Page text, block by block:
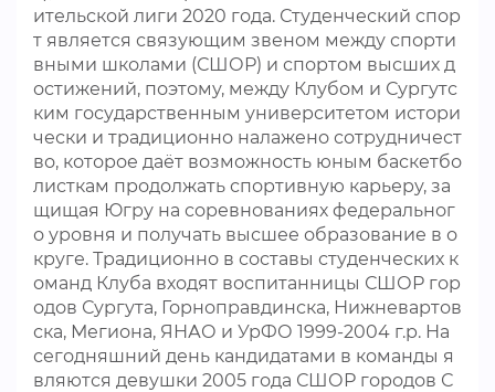
ительской лиги 2020 года. Студенческий спор
т является связующим звеном между спорти
вными школами (СШОР) и спортом высших д
остижений, поэтому, между Клубом и Сургутс
ким государственным университетом истори
чески и традиционно налажено сотрудничест
во, которое даёт возможность юным баскетбо
листкам продолжать спортивную карьеру, за
щищая Югру на соревнованиях федеральног
о уровня и получать высшее образование в о
круге. Традиционно в составы студенческих к
оманд Клуба входят воспитанницы СШОР гор
одов Сургута, Горноправдинска, Нижневартов
ска, Мегиона, ЯНАО и УрФО 1999-2004 г.р. На
сегодняшний день кандидатами в команды я
вляются девушки 2005 года СШОР городов С